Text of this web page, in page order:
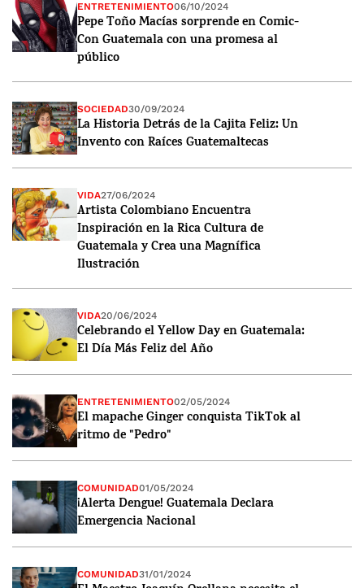
ENTRETENIMIENTO06/10/2024
Pepe Toño Macías sorprende en Comic-
Con Guatemala con una promesa al
público
SOCIEDAD30/09/2024
La Historia Detrás de la Cajita Feliz: Un
Invento con Raíces Guatemaltecas
VIDA27/06/2024
Artista Colombiano Encuentra
Inspiración en la Rica Cultura de
Guatemala y Crea una Magnífica
Ilustración
VIDA20/06/2024
Celebrando el Yellow Day en Guatemala:
El Día Más Feliz del Año
ENTRETENIMIENTO02/05/2024
El mapache Ginger conquista TikTok al
ritmo de "Pedro"
COMUNIDAD01/05/2024
¡Alerta Dengue! Guatemala Declara
Emergencia Nacional
COMUNIDAD31/01/2024